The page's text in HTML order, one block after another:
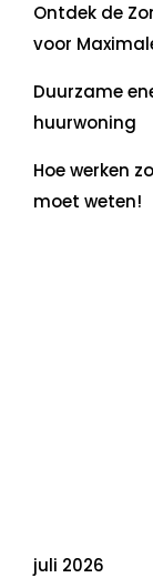
Ontdek de
voor
Duurzame
huurwoning
Hoe werken
moet weten!
juli 2026